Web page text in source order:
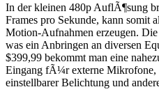
In der kleinen 480p AuflÃ¶sung
Frames pro Sekunde, kann somit
Motion-Aufnahmen erzeugen.
was ein Anbringen an diversen
$399,99 bekommt man eine
Eingang fÃ¼r externe
einstellbarer Belichtung und